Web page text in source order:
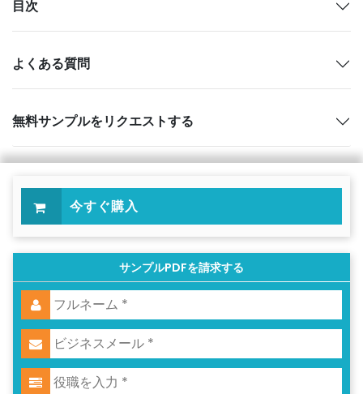
目次
よくある質問
無料サンプルをリクエストする
今すぐ購入
サンプルPDFを請求する